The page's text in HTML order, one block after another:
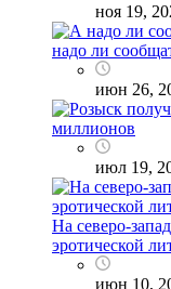
ноя 19,
надо ли
июн 26,
миллионов
июл 19,
На северо-
эротической
июн 10,